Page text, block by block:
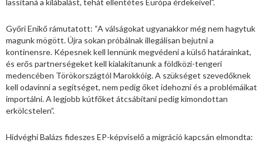
lassítaná a kilábalást, tehát ellentétes Európa érdekeivel”.
Győri Enikő rámutatott: “A válságokat ugyanakkor még nem hagytuk
magunk mögött. Újra sokan próbálnak illegálisan bejutni a
kontinensre. Képesnek kell lennünk megvédeni a külső határainkat,
és erős partnerségeket kell kialakítanunk a földközi-tengeri
medencében Törökországtól Marokkóig. A szükséget szevedőknek
kell odavinni a segítséget, nem pedig őket idehozni és a problémáikat
importálni. A legjobb kútfőket átcsábítani pedig kimondottan
erkölcstelen”.
Hidvéghi Balázs fideszes EP-képviselő a migráció kapcsán elmondta: